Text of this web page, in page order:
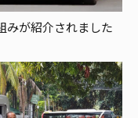
みが紹介されました